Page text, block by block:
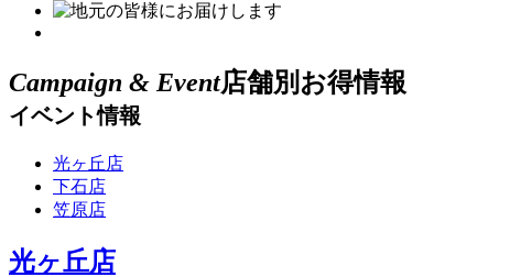
Campaign & Event店舗別お得情報
イベント情報
光ヶ丘店
下石店
笠原店
光ヶ丘店